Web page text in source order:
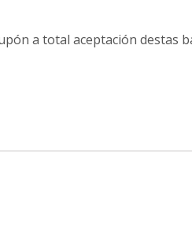
a total aceptación destas